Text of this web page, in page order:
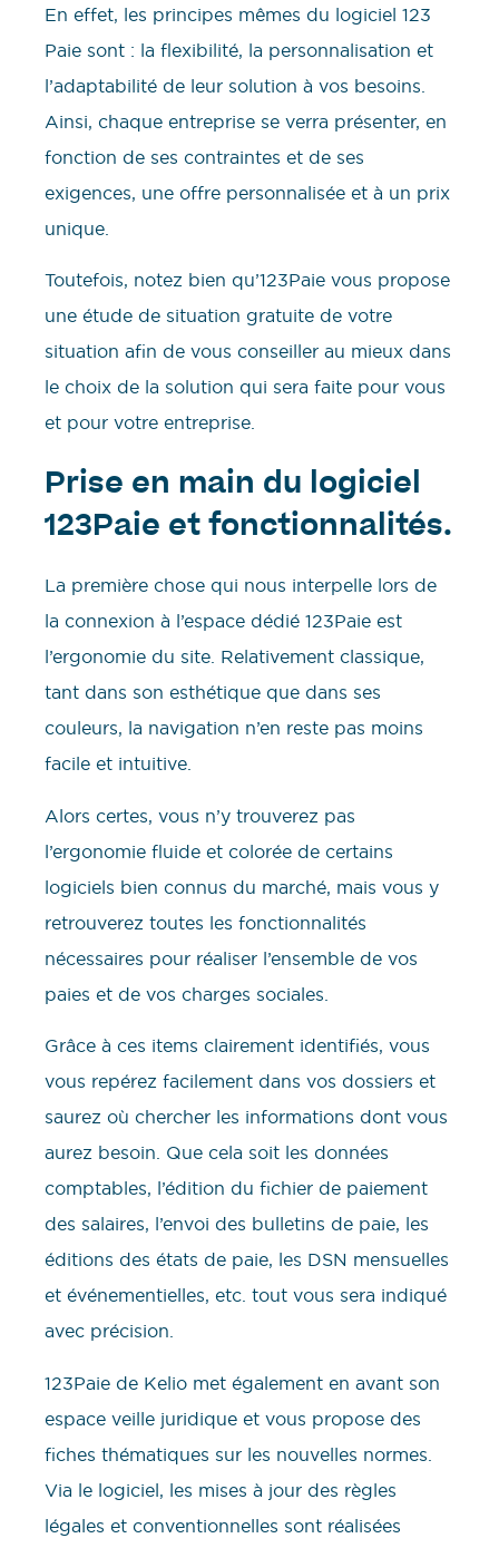
En effet, les principes mêmes du logiciel 123
Paie sont : la flexibilité, la personnalisation et
l’adaptabilité de leur solution à vos besoins.
Ainsi, chaque entreprise se verra présenter, en
fonction de ses contraintes et de ses
exigences, une offre personnalisée et à un prix
unique.
Toutefois, notez bien qu’123Paie vous propose
une étude de situation gratuite de votre
situation afin de vous conseiller au mieux dans
le choix de la solution qui sera faite pour vous
et pour votre entreprise.
Prise en main du logiciel
123Paie et fonctionnalités.
La première chose qui nous interpelle lors de
la connexion à l’espace dédié 123Paie est
l’ergonomie du site. Relativement classique,
tant dans son esthétique que dans ses
couleurs, la navigation n’en reste pas moins
facile et intuitive.
Alors certes, vous n’y trouverez pas
l’ergonomie fluide et colorée de certains
logiciels bien connus du marché, mais vous y
retrouverez toutes les fonctionnalités
nécessaires pour réaliser l’ensemble de vos
paies et de vos charges sociales.
Grâce à ces items clairement identifiés, vous
vous repérez facilement dans vos dossiers et
saurez où chercher les informations dont vous
aurez besoin. Que cela soit les données
comptables, l’édition du fichier de paiement
des salaires, l’envoi des bulletins de paie, les
éditions des états de paie, les DSN mensuelles
et événementielles, etc. tout vous sera indiqué
avec précision.
123Paie de Kelio met également en avant son
espace veille juridique et vous propose des
fiches thématiques sur les nouvelles normes.
Via le logiciel, les mises à jour des règles
légales et conventionnelles sont réalisées